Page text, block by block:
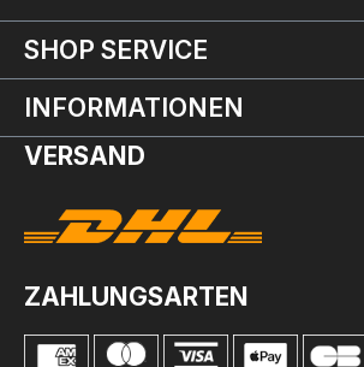
SHOP SERVICE
INFORMATIONEN
VERSAND
ZAHLUNGSARTEN